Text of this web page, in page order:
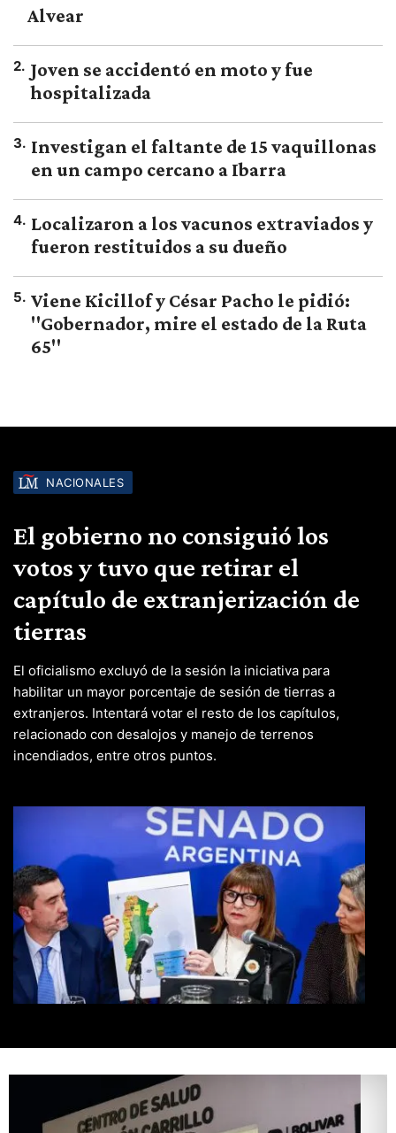
Alvear
2. Joven se accidentó en moto y fue
hospitalizada
3. Investigan el faltante de 15 vaquillonas
en un campo cercano a Ibarra
4. Localizaron a los vacunos extraviados y
fueron restituidos a su dueño
5. Viene Kicillof y César Pacho le pidió:
"Gobernador, mire el estado de la Ruta
65"
NACIONALES
El gobierno no consiguió los
votos y tuvo que retirar el
capítulo de extranjerización de
tierras
El oficialismo excluyó de la sesión la iniciativa para
habilitar un mayor porcentaje de sesión de tierras a
extranjeros. Intentará votar el resto de los capítulos,
relacionado con desalojos y manejo de terrenos
incendiados, entre otros puntos.